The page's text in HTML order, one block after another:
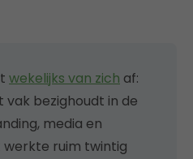
wekelijks van zich af:
bezighoudt in de
media en
ruim twintig